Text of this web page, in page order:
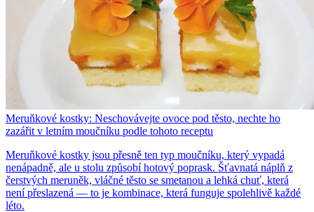
Meruňkové kostky: Neschovávejte ovoce pod těsto, nechte ho
zazářit v letním moučníku podle tohoto receptu
Meruňkové kostky jsou přesně ten typ moučníku, který vypadá
nenápadně, ale u stolu způsobí hotový poprask. Šťavnatá náplň z
čerstvých meruněk, vláčné těsto se smetanou a lehká chuť, která
není přeslazená — to je kombinace, která funguje spolehlivě každé
léto.